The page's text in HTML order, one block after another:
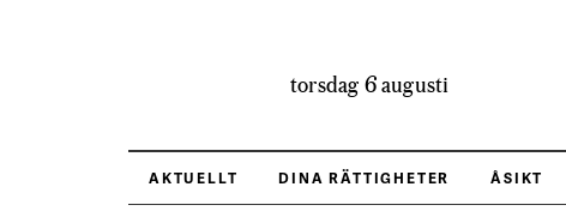
torsdag 6 augusti
AKTUELLT DINA RÄTTIGHETER ÅSIKT